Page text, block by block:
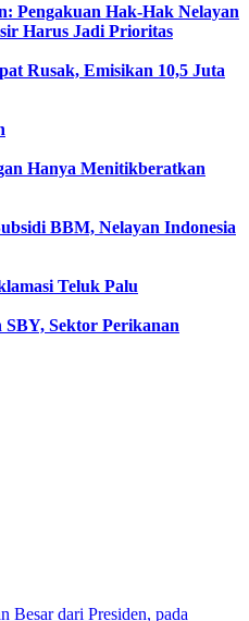
Pengakuan Hak-Hak Nelayan
Harus Jadi Prioritas
Rusak, Emisikan 10,5 Juta
Hanya Menitikberatkan
BBM, Nelayan Indonesia
Teluk Palu
Sektor Perikanan
dari Presiden, pada